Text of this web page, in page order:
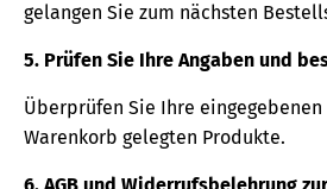
gelangen Sie zum nächsten
5. Prüfen Sie Ihre Angaben und
Überprüfen Sie Ihre
Warenkorb gelegten Produkte.